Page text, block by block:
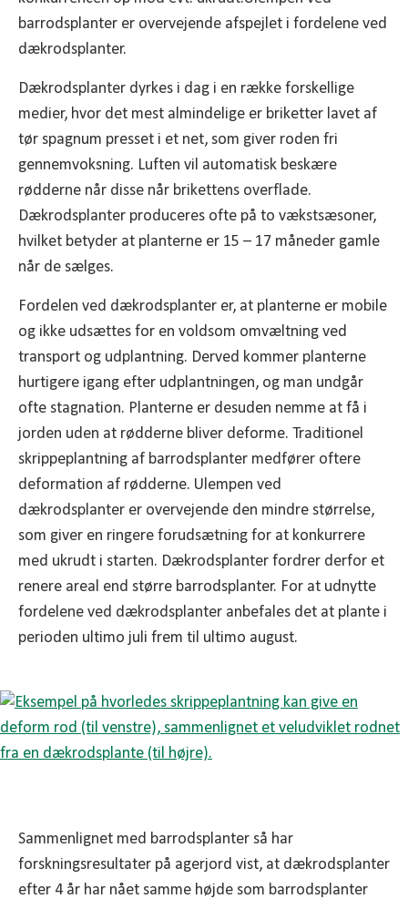
barrodsplanter er overvejende afspejlet i fordelene ved
dækrodsplanter.
Dækrodsplanter dyrkes i dag i en række forskellige
medier, hvor det mest almindelige er briketter lavet af
tør spagnum presset i et net, som giver roden fri
gennemvoksning. Luften vil automatisk beskære
rødderne når disse når brikettens overflade.
Dækrodsplanter produceres ofte på to vækstsæsoner,
hvilket betyder at planterne er 15 – 17 måneder gamle
når de sælges.
Fordelen ved dækrodsplanter er, at planterne er mobile
og ikke udsættes for en voldsom omvæltning ved
transport og udplantning. Derved kommer planterne
hurtigere igang efter udplantningen, og man undgår
ofte stagnation. Planterne er desuden nemme at få i
jorden uden at rødderne bliver deforme. Traditionel
skrippeplantning af barrodsplanter medfører oftere
deformation af rødderne. Ulempen ved
dækrodsplanter er overvejende den mindre størrelse,
som giver en ringere forudsætning for at konkurrere
med ukrudt i starten. Dækrodsplanter fordrer derfor et
renere areal end større barrodsplanter. For at udnytte
fordelene ved dækrodsplanter anbefales det at plante i
perioden ultimo juli frem til ultimo august.
Sammenlignet med barrodsplanter så har
forskningsresultater på agerjord vist, at dækrodsplanter
efter 4 år har nået samme højde som barrodsplanter